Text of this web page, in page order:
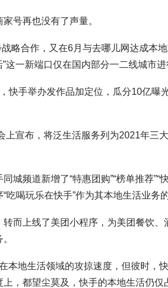
号再也没有了声量。
略合作，又在6月与去哪儿网达成本
这一新端口仅在国内部分一二线城市进
快手举办发作品加定位，瓜分10亿曝
宣布，将泛生活服务列为2021年三
频道新增了“特惠团购”“榜单推荐”“
喝玩乐在快手”作为其本地生活业务的
而上线了美团小程序，为美团餐饮、
本地生活领域的攻掠速度，但彼时，
，都望尘莫及，快手的本地生活仍仅